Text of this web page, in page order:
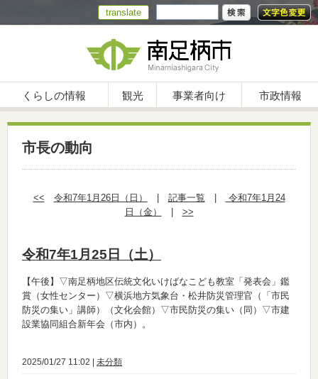
translate
くらしの情報 観光 事業者向け 市政情報
市長の動向
<< 令和7年1月26日（日） 記事一覧
令和7年1月24
日（金）
>>
令和7年1月25日（土）
【午後】▽南足柄地区伝統文化いけばなこども教室「発表会」鑑
賞（女性センター）▽横浜地方気象台・松井防災管理官（「市民
防災の集い」講師）（文化会館）▽市民防災の集い（同）▽市建
設業協同組合新年会（市内）。
2025/01/27 11:02 | 未分類